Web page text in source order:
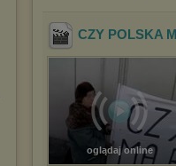
CZY POLSKA
oglądaj online